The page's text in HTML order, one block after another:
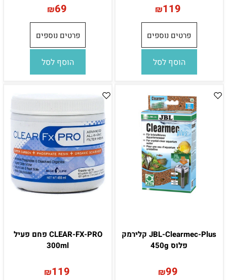
₪119
פרטים נוספים
הוסף לסל
₪69
פרטים נוספים
הוסף לסל
JBL-Clearmec-Plus קלירמק
פלוס 450g
₪99
CLEAR-FX-PRO פחם פעיל
300ml
₪119